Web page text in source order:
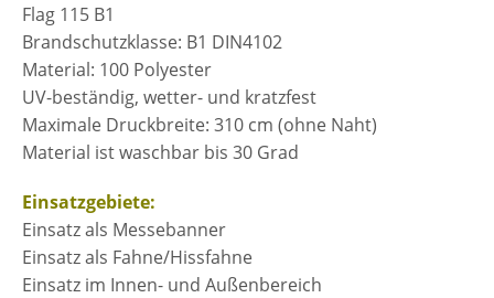
Flag 115 B1
Brandschutzklasse: B1 DIN4102
Material: 100 Polyester
UV-beständig, wetter- und kratzfest
Maximale Druckbreite: 310 cm (ohne Naht)
Material ist waschbar bis 30 Grad
Einsatzgebiete:
Einsatz als Messebanner
Einsatz als Fahne/Hissfahne
Einsatz im Innen- und Außenbereich